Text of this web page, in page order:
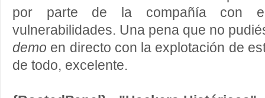
por parte de la compañía con
vulnerabilidades. Una pena que no
demo en directo con la explotación de
de todo, excelente.